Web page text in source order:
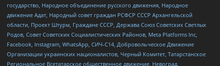
государство, Народное объединение русского движения, Народное
движение Адат, Народный совет граждан РСФСР СССР Архангельской
области, Проект Штурм, Граждане СССР, Держава Союз Советских Светлых
Родов, Совет Советских Социалистических Районов, Meta Platforms Inc,
Facebook, Instagram, WhatsApp, СИЧ-С14, Добровольческое Движение
Организации украинских националистов, Черный Комитет, Татарстанское
Региональное Всетатарское общественное движение, Невоград,